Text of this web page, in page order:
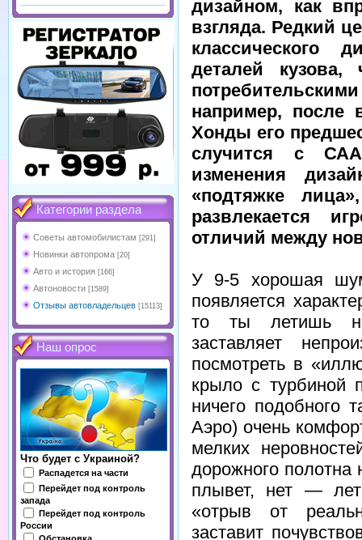
Категории раздела
Советы автомобилистам [291]
Новинки автопрома [20]
Авто и история [166]
Автоновости [1589]
Отзывы автовладельцев [15113]
Наш опрос
Что будет с Украиной?
Распадется на части
Перейдет под контроль
запада
Перейдет под контроль
России
Обстановка
дизайном, как
взгляда. Редкий
классического
деталей
например, после
Хонды его
случится с
изменения
«подтяжке
развлекается
отличий между
У 9-5 хорошая
появляется
то ты летишь
заставляет
посмотреть в
крыло с турбиной
ничего подобного
Аэро) очень
мелких
дорожного
плывет, нет —
«отрыв от
заставит